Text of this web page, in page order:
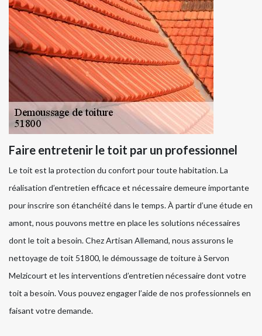
Faire entretenir le toit par un professionnel
Le toit est la protection du confort pour toute habitation. La
réalisation d’entretien efficace et nécessaire demeure importante
pour inscrire son étanchéité dans le temps. À partir d’une étude en
amont, nous pouvons mettre en place les solutions nécessaires
dont le toit a besoin. Chez Artisan Allemand, nous assurons le
nettoyage de toit 51800, le démoussage de toiture à Servon
Melzicourt et les interventions d’entretien nécessaire dont votre
toit a besoin. Vous pouvez engager l’aide de nos professionnels en
faisant votre demande.